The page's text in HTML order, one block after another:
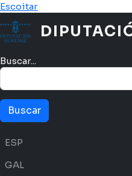
Pasar al contenido principal
Escoitar
Buscar...
Menú idioma
ESP
GAL